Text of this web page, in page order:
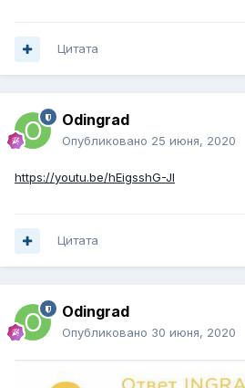
Цитата
Odingrad
Опубликовано 25 июня, 2020
https://youtu.be/hEigsshG-JI
Цитата
Odingrad
Опубликовано 30 июня, 2020